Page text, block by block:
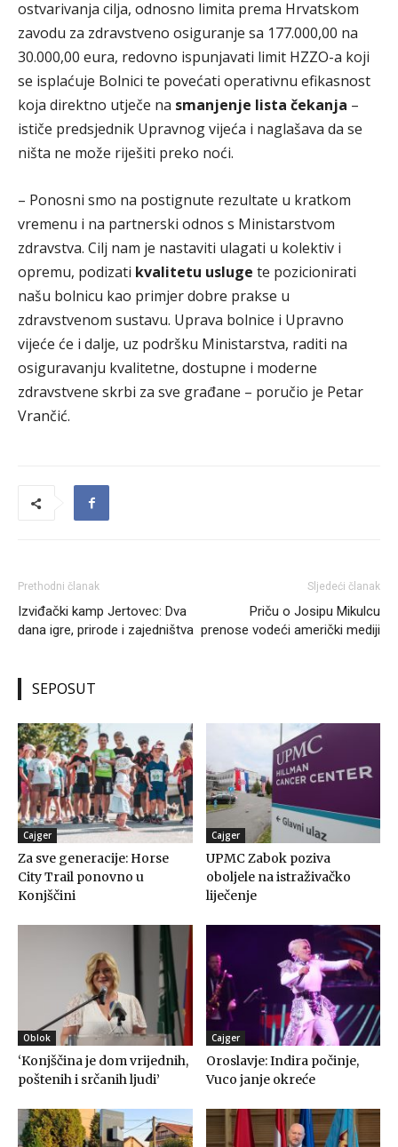
ostvarivanja cilja, odnosno limita prema Hrvatskom
zavodu za zdravstveno osiguranje sa 177.000,00 na
30.000,00 eura, redovno ispunjavati limit HZZO-a koji
se isplaćuje Bolnici te povećati operativnu efikasnost
koja direktno utječe na smanjenje lista čekanja –
ističe predsjednik Upravnog vijeća i naglašava da se
ništa ne može riješiti preko noći.
– Ponosni smo na postignute rezultate u kratkom
vremenu i na partnerski odnos s Ministarstvom
zdravstva. Cilj nam je nastaviti ulagati u kolektiv i
opremu, podizati kvalitetu usluge te pozicionirati
našu bolnicu kao primjer dobre prakse u
zdravstvenom sustavu. Uprava bolnice i Upravno
vijeće će i dalje, uz podršku Ministarstva, raditi na
osiguravanju kvalitetne, dostupne i moderne
zdravstvene skrbi za sve građane – poručio je Petar
Vrančić.
Prethodni članak
Izviđački kamp Jertovec: Dva
dana igre, prirode i zajedništva
Sljedeći članak
Priču o Josipu Mikulcu
prenose vodeći američki mediji
SEPOSUT
Cajger
Za sve generacije: Horse
City Trail ponovno u
Konjščini
Cajger
UPMC Zabok poziva
oboljele na istraživačko
liječenje
Oblok
‘Konjščina je dom vrijednih,
poštenih i srčanih ljudi’
Cajger
Oroslavje: Indira počinje,
Vuco janje okreće